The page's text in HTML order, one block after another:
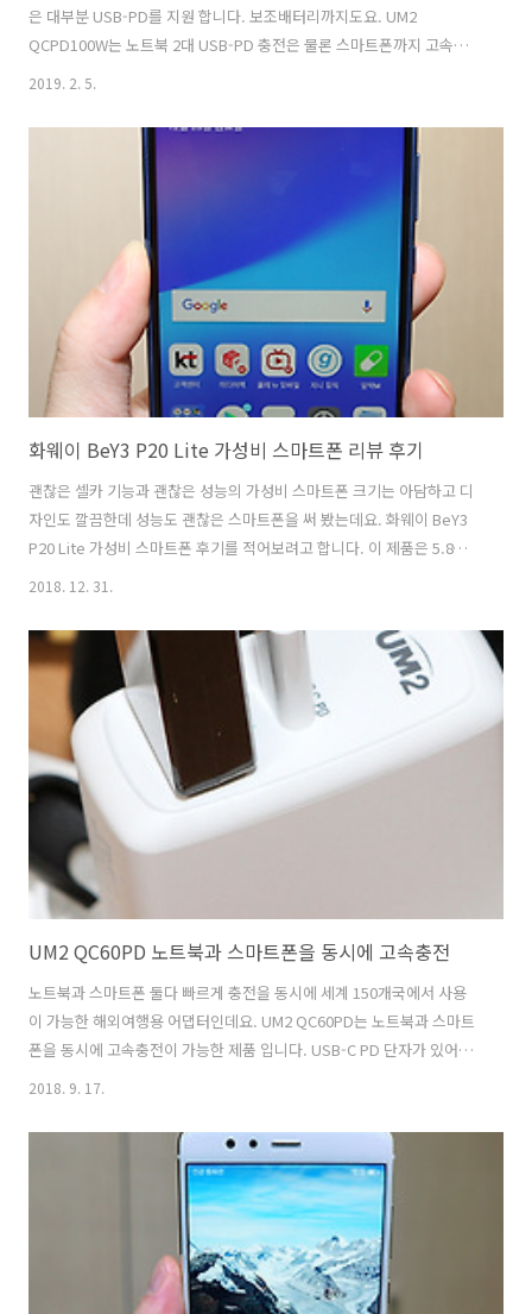
은 대부분 USB-PD를 지원 합니다. 보조배터리까지도요. UM2
QCPD100W는 노트북 2대 USB-PD 충전은 물론 스마트폰까지 고속충
전을 할 수 있는 제품 입니다. 실제로 성능이 어느정도 나오는지 테스트
새로운 모델 입니다. USB-PD포트를 2개를 넣었지만 60W 30W로 출력
을 나눠서 문제가 없도록 만든 모델이죠. 맥북프로 삼성올웨이즈 LG올데
이그램 델 XPS 래티튜드 등 다양한 노트북들을 충전할 수 있습니다. 닌
텐도나 USB-PD를 지원하는 보조배터리 스마트폰 등 다양한 제품을 충
전할 수 있어서 앞으로 활용도가 더 높아지게 될 제품인데요.4개의 디바
2019. 2. 5.
화웨이 BeY3 P20 Lite 가성비 스마트폰 리뷰 후기
괜찮은 셀카 기능과 괜찮은 성능의 가성비 스마트폰 크기는 아담하고 디
자인도 깔끔한데 성능도 괜찮은 스마트폰을 써 봤는데요. 화웨이 BeY3
P20 Lite 가성비 스마트폰 후기를 적어보려고 합니다. 이 제품은 5.8인
간은 다른 스마트폰과 디자인이 많이 닮아 있는데요. 물론 그래서 디자인
자체는 꽤 깔끔하고 이쁩니다. 크기에 비해서 화면 사이즈가 커서 시원스
러운 모습을 하고 있습니다. 카메라에서도 아웃포커싱 기능과 AR기능 조
명기능 셀카 특화 기능 등 괜찮은 기능들을 제공을 합니다. 얼굴 잠금 해
제 및 듀얼카메라, 특별한 셀카 기능 등 괜찮은 기능을 넣은 ..
2018. 12. 31.
UM2 QC60PD 노트북과 스마트폰을 동시에 고속충전
노트북과 스마트폰 둘다 빠르게 충전을 동시에 세계 150개국에서 사용
이 가능한 해외여행용 어댑터인데요. UM2 QC60PD는 노트북과 스마트
폰을 동시에 고속충전이 가능한 제품 입니다. USB-C PD 단자가 있어서
20V의 고속 충전이 가능 합니다. UM2 QC60PD는 동시에 QC3.0 단자도
다. 크기도 작고 휴대가 쉬우며, 여러나라 멀티팁을 가지고 있어서 다양
한 나라에서 사용이 가능 합니다. 색상은 하얀색 검은색 두가지가 있습니
다. 해외에서 가장 많이 사용될만한 이 제품을 소개를 해보려고 합니다.
사용중인 올웨이즈 노트북과 스마트폰을 동시에 고속 충전 해보려고 하
는데요. UM2 QC60PD 노트북과 스마트폰을 동시에 고속충전 색상은
2018. 9. 17.